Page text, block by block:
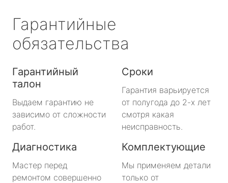
Гарантийные
обязательства
Гарантийный
талон
Выдаем гарантию не
зависимо от сложности
работ.
Сроки
Гарантия варьируется
от полугода до 2-х лет
смотря какая
неисправность.
Диагностика
Мастер перед
ремонтом совершенно
Комплектующие
Мы применяем детали
только от